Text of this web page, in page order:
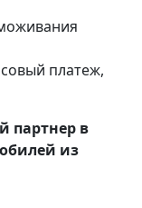
платеж,
партнер в
из